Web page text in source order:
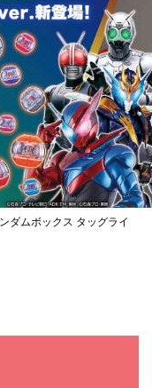
ダムボックス タッグライ